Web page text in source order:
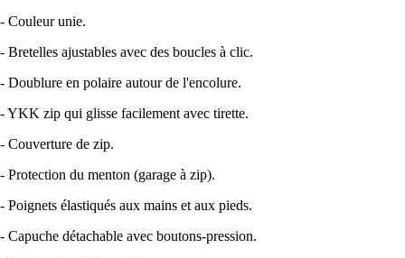
- Couleur unie.
- Bretelles ajustables avec des boucles à clic.
- Doublure en polaire autour de l'encolure.
- YKK zip qui glisse facilement avec tirette.
- Couverture de zip.
- Protection du menton (garage à zip).
- Poignets élastiqués aux mains et aux pieds.
- Capuche détachable avec boutons-pression.